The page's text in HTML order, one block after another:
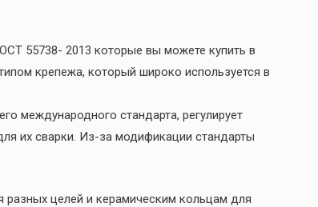
55738- 2013 которые вы можете купить в
крепежа, который широко используется в
международного стандарта, регулирует
их сварки. Из-за модификации стандарты
целей и керамическим кольцам для